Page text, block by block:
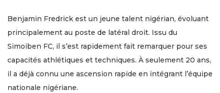
Benjamin Fredrick est un jeune talent nigérian, évoluant
principalement au poste de latéral droit. Issu du
Simoiben FC, il s’est rapidement fait remarquer pour ses
capacités athlétiques et techniques. À seulement 20 ans,
il a déjà connu une ascension rapide en intégrant l’équipe
nationale nigériane.